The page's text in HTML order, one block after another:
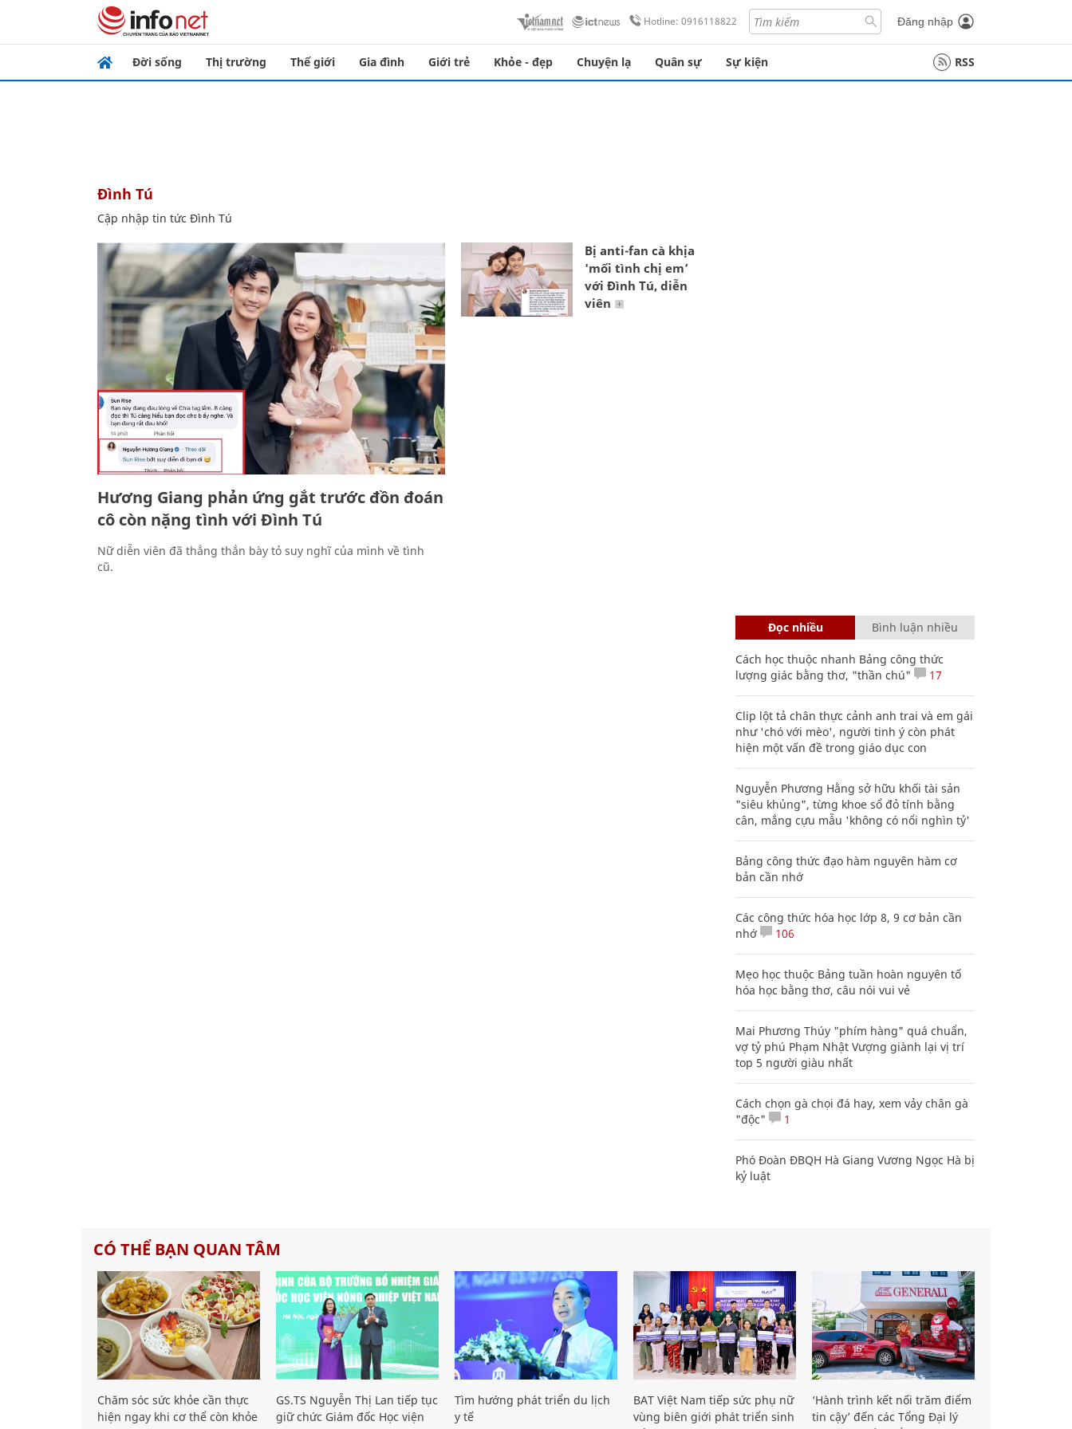
Hotline: 0916118822 Đăng nhập
Đời sống Thị trường Thế giới Gia đình Giới trẻ Khỏe - đẹp Chuyện lạ Quân sự Sự kiện RSS
Đình Tú
Cập nhập tin tức Đình Tú
Hương Giang phản ứng gắt trước đồn đoán
cô còn nặng tình với Đình Tú
Nữ diễn viên đã thẳng thắn bày tỏ suy nghĩ của mình về tình
cũ.
Bị anti-fan cà khịa
'mối tình chị em’
với Đình Tú, diễn
viên
Đọc nhiều Bình luận nhiều
Cách học thuộc nhanh Bảng công thức
lượng giác bằng thơ, "thần chú"
17
Clip lột tả chân thực cảnh anh trai và em gái
như 'chó với mèo', người tinh ý còn phát
hiện một vấn đề trong giáo dục con
Nguyễn Phương Hằng sở hữu khối tài sản
"siêu khủng", từng khoe sổ đỏ tính bằng
cân, mắng cựu mẫu 'không có nổi nghìn tỷ'
Bảng công thức đạo hàm nguyên hàm cơ
bản cần nhớ
Các công thức hóa học lớp 8, 9 cơ bản cần
nhớ
106
Mẹo học thuộc Bảng tuần hoàn nguyên tố
hóa học bằng thơ, câu nói vui vẻ
Mai Phương Thúy "phím hàng" quá chuẩn,
vợ tỷ phú Phạm Nhật Vượng giành lại vị trí
top 5 người giàu nhất
Cách chọn gà chọi đá hay, xem vảy chân gà
"độc"
1
Phó Đoàn ĐBQH Hà Giang Vương Ngọc Hà bị
kỷ luật
CÓ THỂ BẠN QUAN TÂM
Chăm sóc sức khỏe cần thực
hiện ngay khi cơ thể còn khỏe
GS.TS Nguyễn Thị Lan tiếp tục
giữ chức Giám đốc Học viện
Tìm hướng phát triển du lịch
y tế
BAT Việt Nam tiếp sức phụ nữ
vùng biên giới phát triển sinh
‘Hành trình kết nối trăm điểm
tin cậy’ đến các Tổng Đại lý